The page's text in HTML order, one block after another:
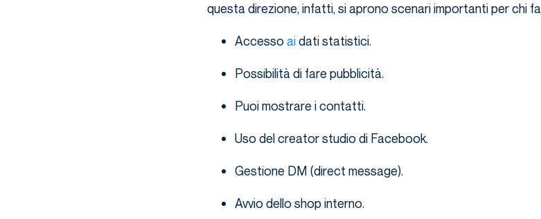
questa direzione, infatti, si aprono scenari importanti per chi fa
Accesso aidati statistici.
Possibilità di fare pubblicità.
Puoi mostrare i contatti.
Uso del creator studio di Facebook.
Gestione DM (direct message).
Avvio dello shop interno.